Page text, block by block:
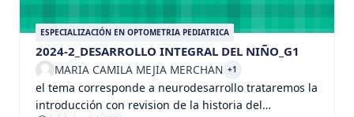
ESPECIALIZACIÓN EN OPTOMETRIA PEDIATRICA
2024-2_DESARROLLO INTEGRAL DEL NIÑO_G1
MARIA CAMILA MEJIA MERCHAN +1
el tema corresponde a neurodesarrollo trataremos la
introducción con revision de la historia del